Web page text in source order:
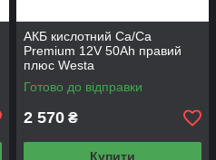
АКБ кислотний Сa/Ca
Premium 12V 50Аh правий
плюс Westa
Готово до відправки
2 570 ₴
Купити